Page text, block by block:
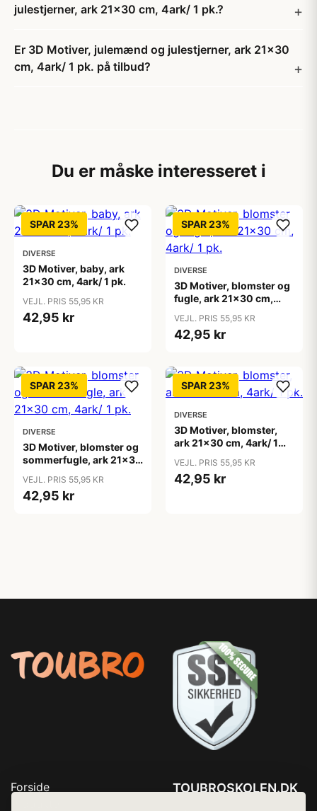
julestjerner, ark 21x30 cm, 4ark/ 1 pk.?
Er 3D Motiver, julemænd og julestjerner, ark 21x30
cm, 4ark/ 1 pk. på tilbud?
Du er måske interesseret i
SPAR 23%
DIVERSE
3D Motiver, baby, ark
21x30 cm, 4ark/ 1 pk.
VEJL. PRIS 55,95 KR
42,95 kr
SPAR 23%
DIVERSE
3D Motiver, blomster og
fugle, ark 21x30 cm,
VEJL. PRIS 55,95 KR
42,95 kr
SPAR 23%
DIVERSE
3D Motiver, blomster og
sommerfugle, ark 21x30
VEJL. PRIS 55,95 KR
42,95 kr
SPAR 23%
DIVERSE
3D Motiver, blomster,
ark 21x30 cm, 4ark/ 1
VEJL. PRIS 55,95 KR
42,95 kr
Forside
TOUBROSKOLEN.DK